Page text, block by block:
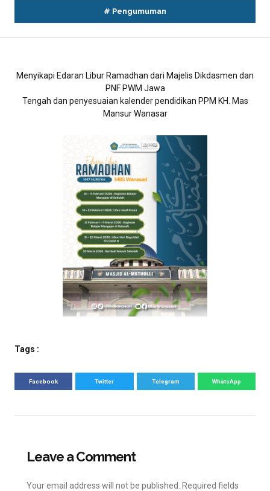
# Pengumuman
Menyikapi Edaran Libur Ramadhan dari Majelis Dikdasmen dan
PNF PWM Jawa
Tengah dan penyesuaian kalender pendidikan PPM KH. Mas
Mansur Wanasar
Tags :
Facebook Twitter Telegram WhatsApp
Leave a Comment
Your email address will not be published.
Required fields